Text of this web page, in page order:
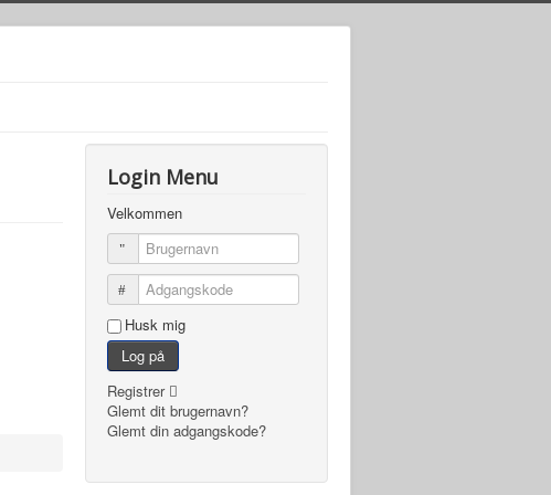
Login Menu
Velkommen
Brugernavn
Adgangskode
Husk mig
Log på
Registrer
Glemt dit brugernavn?
Glemt din adgangskode?